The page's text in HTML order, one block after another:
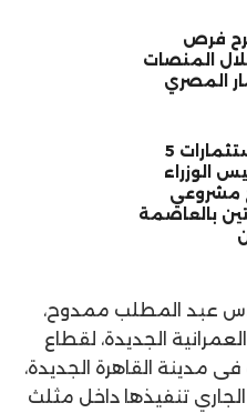
فرص
المنصات
المصري
تحالف عالمي باستثمارات 5
الوزراء
مشروعي
بالعاصمة
عبد المطلب ممدوح،
الجديدة، لقطاع
فى مدينة القاهرة الجديدة،
تنفيذها داخل مثلث